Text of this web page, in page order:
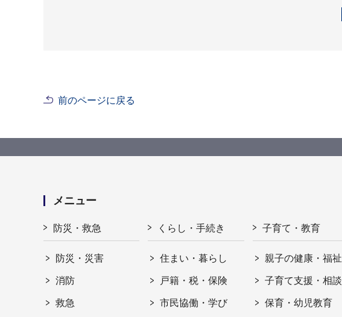
前のページに戻る
メニュー
防災・救急
防災・災害
消防
救急
くらし・手続き
住まい・暮らし
戸籍・税・保険
市民協働・学び
子育て・教育
親子の健康・福祉
子育て支援・相談
保育・幼児教育